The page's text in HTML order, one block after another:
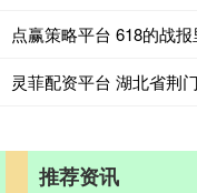
点赢策略平台 618的战
灵菲配资平台 湖北省荆
推荐资讯